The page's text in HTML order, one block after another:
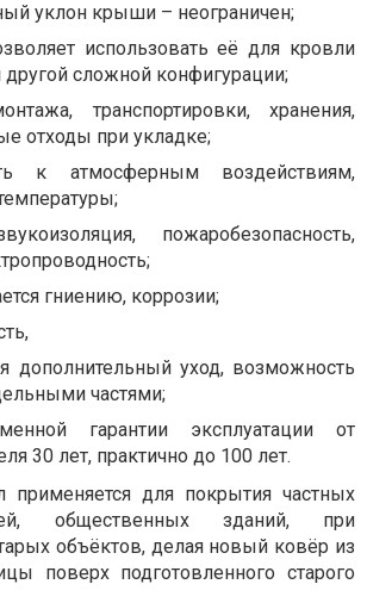
уклон крыши – неограничен;
использовать её для кровли
другой сложной конфигурации;
транспортировки, хранения,
отходы при укладке;
к атмосферным воздействиям,
пожаробезопасность,
гниению, коррозии;
дополнительный уход, возможность
частями;
гарантии эксплуатации от
30 лет, практично до 100 лет.
применяется для покрытия частных
общественных зданий, при
объёктов, делая новый ковёр из
поверх подготовленного старого